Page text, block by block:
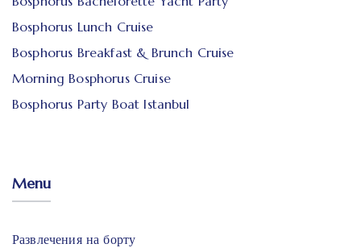
Bosphorus Lunch Cruise
Bosphorus Breakfast & Brunch Cruise
Morning Bosphorus Cruise
Bosphorus Party Boat Istanbul
Menu
Развлечения на борту